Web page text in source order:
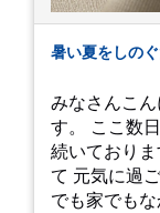
暑い夏をしの
みなさんこ
す。 ここ数日一気に気温が上がり 蒸し暑い日が
続いておりますね・・・ 健
て 元気に過ごした
でも家でも